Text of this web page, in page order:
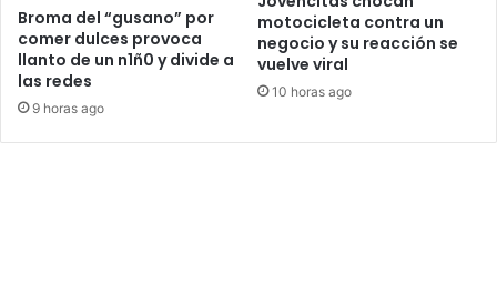
Broma del “gusano” por
comer dulces provoca
llanto de un n1ñ0 y divide a
las redes
9 horas ago
motocicleta contra un
negocio y su reacción se
vuelve viral
10 horas ago